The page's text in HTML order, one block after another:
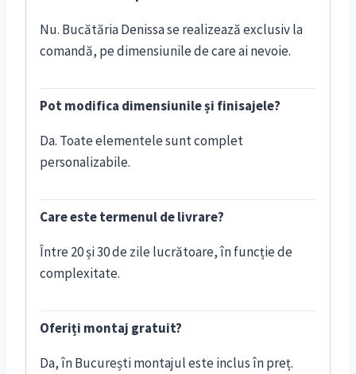
Nu. Bucătăria Denissa se realizează exclusiv la
comandă, pe dimensiunile de care ai nevoie.
Pot modifica dimensiunile și finisajele?
Da. Toate elementele sunt complet
personalizabile.
Care este termenul de livrare?
Între 20 și 30 de zile lucrătoare, în funcție de
complexitate.
Oferiți montaj gratuit?
Da, în București montajul este inclus în preț.